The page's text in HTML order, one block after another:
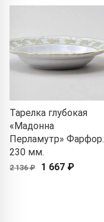
Тарелка глубокая
«Мадонна
Перламутр» Фарфор.
230 мм.
2 136 ₽ 1 667 ₽